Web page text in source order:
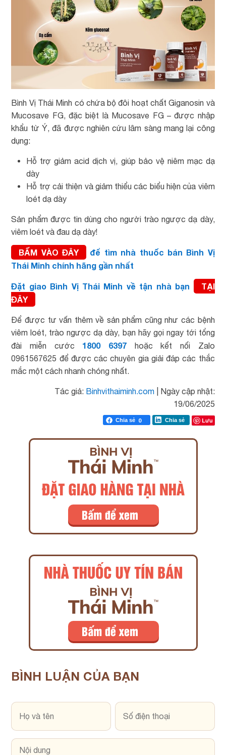
Bình Vị Thái Minh có chứa bộ đôi hoạt chất Giganosin và
Mucosave FG, đặc biệt là Mucosave FG – được nhập
khẩu từ Ý, đã được nghiên cứu lâm sàng mang lại công
dụng:
Hỗ trợ giảm acid dịch vị, giúp bảo vệ niêm mạc dạ
dày
Hỗ trợ cải thiện và giảm thiểu các biểu hiện của viêm
loét dạ dày
Sản phẩm được tin dùng cho người trào ngược dạ dày,
viêm loét và đau dạ dày!
BẤM VÀO ĐÂY
để tìm nhà thuốc bán Bình Vị
Thái Minh chính hãng gần nhất
Đặt giao Bình Vị Thái Minh về tận nhà bạn
TẠI
ĐÂY
Để được tư vấn thêm về sản phẩm cũng như các bệnh
viêm loét, trào ngược dạ dày, bạn hãy gọi ngay tới tổng
đài miễn cước 1800 6397 hoặc kết nối Zalo
0961567625 để được các chuyên gia giải đáp các thắc
mắc một cách nhanh chóng nhất.
Tác giả: Binhvithaiminh.com
Ngày cập nhật:
19/06/2025
Chia sẻ 0 Chia sẻ Lưu
BÌNH LUẬN CỦA BẠN